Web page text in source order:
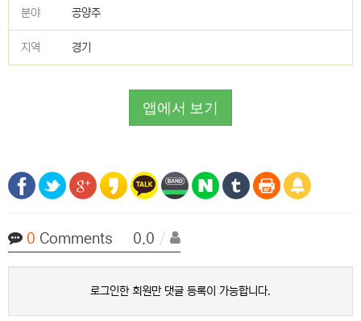
분야 공양주
지역 경기
앱에서 보기
0 Comments 0.0 /
로그인한 회원만 댓글 등록이 가능합니다.